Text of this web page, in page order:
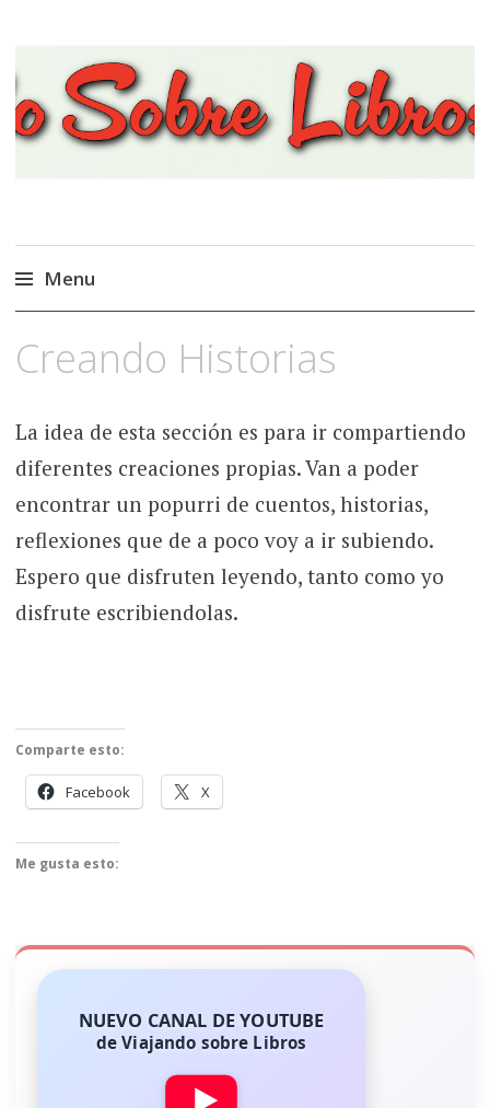
Viajando Sobre Libros
Menu
al
Creando Historias
La idea de esta sección es para ir compartiendo
diferentes creaciones propias. Van a poder
encontrar un popurri de cuentos, historias,
reflexiones que de a poco voy a ir subiendo.
Espero que disfruten leyendo, tanto como yo
disfrute escribiendolas.
Comparte esto:
Facebook X
Me gusta esto:
NUEVO CANAL DE YOUTUBE
de Viajando sobre Libros